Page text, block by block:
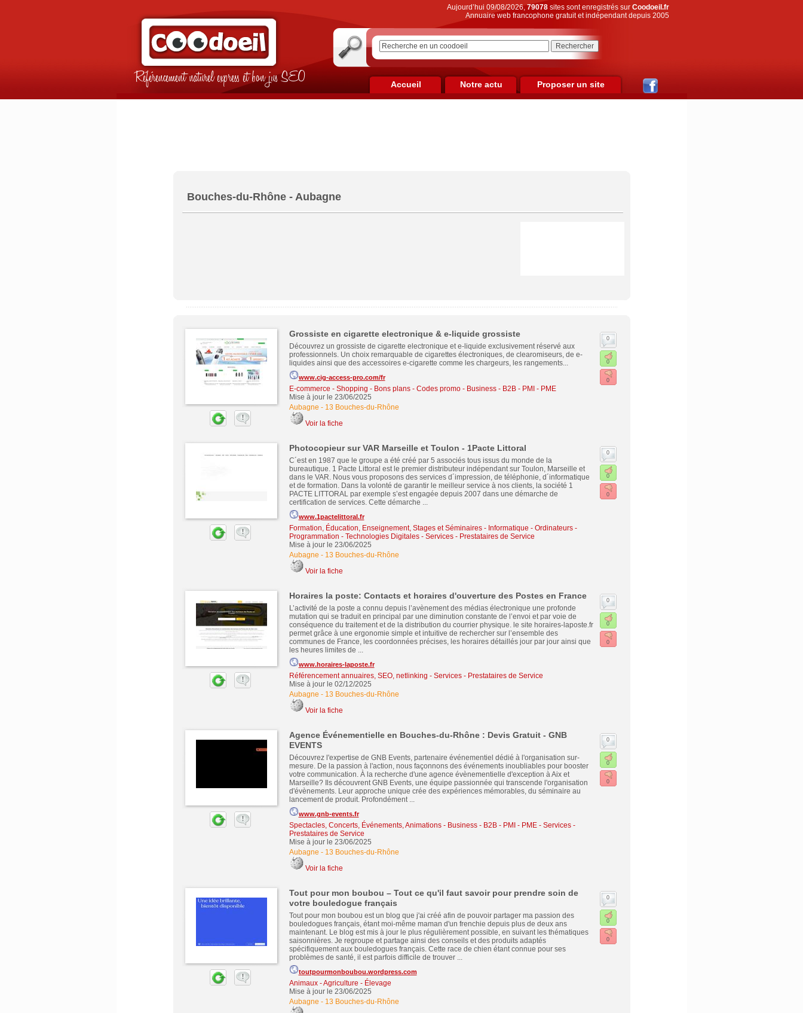
Référencement naturel express et bon jus SEO
Aujourd’hui 09/08/2026,79078sites sont enregistrés sur Coodoeil.fr
Annuaire web francophone gratuit et indépendant depuis 2005
Accueil Notre actu Proposer un site
Bouches-du-Rhône - Aubagne
Grossiste en cigarette electronique & e-liquide grossiste
Découvrez un grossiste de cigarette electronique et e-liquide exclusivement réservé aux
professionnels. Un choix remarquable de cigarettes électroniques, de clearomiseurs, de e-
liquides ainsi que des accessoires e-cigarette comme les chargeurs, les rangements...
www.cig-access-pro.com/fr
E-commerce - Shopping - Bons plans - Codes promo- Business - B2B - PMI - PME
Mise à jour le 23/06/2025
Aubagne - 13 Bouches-du-Rhône
Voir la fiche
0
0
0
Photocopieur sur VAR Marseille et Toulon - 1Pacte Littoral
C´est en 1987 que le groupe a été créé par 5 associés tous issus du monde de la
bureautique. 1 Pacte Littoral est le premier distributeur indépendant sur Toulon, Marseille et
dans le VAR. Nous vous proposons des services d´impression, de téléphonie, d´informatique
et de formation. Dans la volonté de garantir le meilleur service à nos clients, la société 1
PACTE LITTORAL par exemple s’est engagée depuis 2007 dans une démarche de
certification de services. Cette démarche ...
www.1pactelittoral.fr
Formation, Éducation, Enseignement, Stages et Séminaires- Informatique - Ordinateurs -
Programmation - Technologies Digitales- Services - Prestataires de Service
Mise à jour le 23/06/2025
Aubagne - 13 Bouches-du-Rhône
Voir la fiche
0
0
0
Horaires la poste: Contacts et horaires d'ouverture des Postes en France
L’activité de la poste a connu depuis l’avènement des médias électronique une profonde
mutation qui se traduit en principal par une diminution constante de l’envoi et par voie de
conséquence du traitement et de la distribution du courrier physique. le site horaires-laposte.fr
permet grâce à une ergonomie simple et intuitive de rechercher sur l’ensemble des
communes de France, les coordonnées précises, les horaires détaillés jour par jour ainsi que
les heures limites de ...
www.horaires-laposte.fr
Référencement annuaires, SEO, netlinking - Services - Prestataires de Service
Mise à jour le 02/12/2025
Aubagne - 13 Bouches-du-Rhône
Voir la fiche
0
0
0
Agence Événementielle en Bouches-du-Rhône : Devis Gratuit - GNB
EVENTS
Découvrez l'expertise de GNB Events, partenaire événementiel dédié à l'organisation sur-
mesure. De la passion à l'action, nous façonnons des événements inoubliables pour booster
votre communication. À la recherche d'une agence évènementielle d'exception à Aix et
Marseille? Ils découvrent GNB Events, une équipe passionnée qui transcende l'organisation
d'évènements. Leur approche unique crée des expériences mémorables, du séminaire au
lancement de produit. Profondément ...
www.gnb-events.fr
Spectacles, Concerts, Événements, Animations- Business - B2B - PMI - PME- Services -
Prestataires de Service
Mise à jour le 23/06/2025
Aubagne - 13 Bouches-du-Rhône
Voir la fiche
0
0
0
Tout pour mon boubou – Tout ce qu'il faut savoir pour prendre soin de
votre bouledogue français
Tout pour mon boubou est un blog que j'ai créé afin de pouvoir partager ma passion des
bouledogues français, étant moi-même maman d'un frenchie depuis plus de deux ans
maintenant. Le blog est mis à jour le plus régulièrement possible, en suivant les thématiques
saisonnières. Je regroupe et partage ainsi des conseils et des produits adaptés
spécifiquement aux bouledogues français. Cette race de chien étant connue pour ses
problèmes de santé, il est parfois difficile de trouver ...
toutpourmonboubou.wordpress.com
Animaux - Agriculture - Élevage
Mise à jour le 23/06/2025
Aubagne - 13 Bouches-du-Rhône
0
0
0